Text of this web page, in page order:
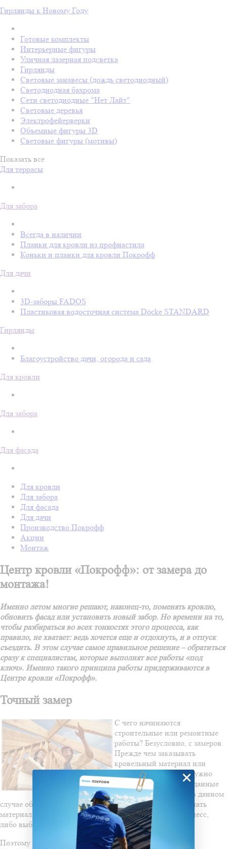
Гирлянды к Новому Году
Готовые комплекты
Интерьерные фигуры
Уличная лазерная подсветка
Гирлянды
Световые занавесы (дождь светодиодный)
Светодиодная бахрома
Сети светодиодные "Нет Лайт"
Световые деревья
Электрофейерверки
Объемные фигуры 3D
Световые фигуры (мотивы)
Показать все
Для террасы
Для забора
Всегда в наличии
Планки для кровли из профнастила
Коньки и планки для кровли Покрофф
Для дачи
3D-заборы FADOS
Пластиковая водосточная система Döcke STANDARD
Гирлянды
Благоустройство дачи, огорода и сада
Для кровли
Для забора
Для фасада
Для кровли
Для забора
Для фасада
Для дачи
Производство Покрофф
Акции
Монтаж
Центр кровли «Покрофф»: от замера до
монтажа!
Именно летом многие решают, наконец-то, поменять кровлю,
обновить фасад или установить новый забор. Но времени на то,
чтобы разбираться во всех тонкостях этого процесса, как
правило, не хватает: ведь хочется еще и отдохнуть, и в отпуск
съездить. В этом случае самое правильное решение – обратиться
сразу к специалистам, которые выполнят все работы «под
ключ». Именно такого принципа работы придерживаются в
Центре кровли «Покрофф».
Точный замер
С чего начинаются
строительные или ремонтные
работы? Безусловно, с замеров.
Прежде чем заказывать
кровельный материал или
материал для фасада, нужно
получить правильные данные
об объекте. Просчеты в данном
случае обойдутся слишком дорого: либо придется докупать
материал и, следовательно, приостанавливать весь процесс,
либо выбрасывать лишний, а значит - переплачивать.
Поэтому уже на данном этапе стоит довериться
×